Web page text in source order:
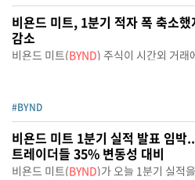
비욘드 미트, 1분기 적자 폭 축소
감소
비욘드 미트(BYND) 주식이 시간외 거래
#BYND
비욘드 미트 1분기 실적 발표 임박
트레이더들 35% 변동성 대비
비욘드 미트(BYND)가 오늘 1분기 실적